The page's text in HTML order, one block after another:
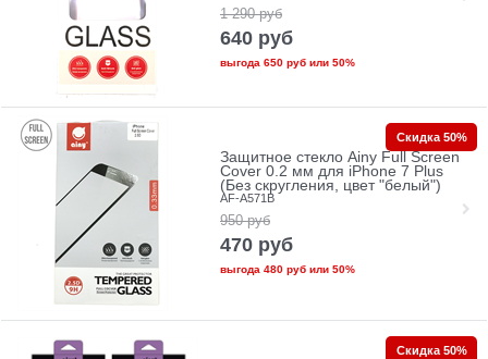
1 290 руб
640 руб
выгода 650 рубили 50%
Защитное стекло Ainy Full Screen
Cover 0.2 мм для iPhone 7 Plus
(Без скругления, цвет "белый")
AF-A571B
950 руб
470 руб
выгода 480 рубили 50%
Скидка 50%
Скидка 50%